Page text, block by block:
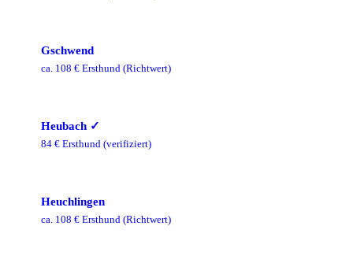
Gschwend
ca. 108 € Ersthund (Richtwert)
Heubach ✓
84 € Ersthund (verifiziert)
Heuchlingen
ca. 108 € Ersthund (Richtwert)